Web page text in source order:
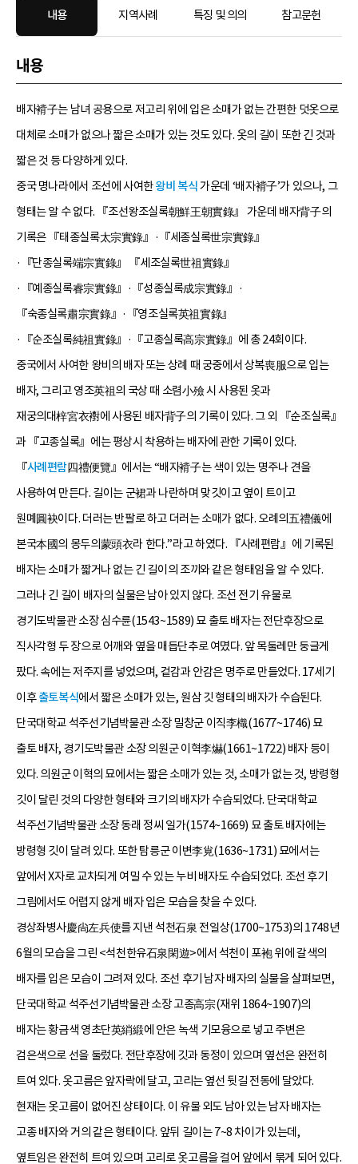
내용 지역사례 특징 및 의의 참고문헌
내용
배자褙子는 남녀 공용으로 저고리 위에 입은 소매가 없는 간편한 덧옷으로
대체로 소매가 없으나 짧은 소매가 있는 것도 있다. 옷의 길이 또한 긴 것과
짧은 것 등 다양하게 있다.
중국 명나라에서 조선에 사여한왕비 복식가운데 ‘배자褙子’가 있으나, 그
형태는 알 수 없다. 『조선왕조실록朝鮮王朝實錄』 가운데 배자背子의
기록은 『태종실록太宗實錄』·『세종실록世宗實錄』
·『단종실록端宗實錄』 『세조실록世祖實錄』
·『예종실록睿宗實錄』·『성종실록成宗實錄』·
『숙종실록肅宗實錄』·『영조실록英祖實錄』
·『순조실록純祖實錄』·『고종실록高宗實錄』에 총 24회이다.
중국에서 사여한 왕비의 배자 또는 상례 때 궁중에서 상복喪服으로 입는
배자, 그리고 영조英祖의 국상 때 소렴小殮 시 사용된 옷과
재궁의대梓宮衣襨에 사용된 배자背子의 기록이 있다. 그 외 『순조실록』
과 『고종실록』에는 평상시 착용하는 배자에 관한 기록이 있다.
『사례편람四禮便覽』에서는 “배자褙子는 색이 있는 명주나 견을
사용하여 만든다. 길이는 군裙과 나란하며 맞깃이고 옆이 트이고
원몌圓袂이다. 더러는 반팔로 하고 더러는 소매가 없다. 오례의五禮儀에
본국本國의 몽두의蒙頭衣라 한다.”라고 하였다. 『사례편람』에 기록된
배자는 소매가 짧거나 없는 긴 길이의 조끼와 같은 형태임을 알 수 있다.
그러나 긴 길이 배자의 실물은 남아 있지 않다. 조선 전기 유물로
경기도박물관 소장 심수륜(1543~1589) 묘 출토 배자는 전단후장으로
직사각형 두 장으로 어깨와 옆을 매듭단추로 여몄다. 앞 목둘레만 둥글게
팠다. 속에는 저주지를 넣었으며, 겉감과 안감은 명주로 만들었다. 17세기
이후출토복식에서 짧은 소매가 있는, 원삼 깃 형태의 배자가 수습된다.
단국대학교 석주선기념박물관 소장 밀창군 이직李樴(1677~1746) 묘
출토 배자, 경기도박물관 소장 의원군 이혁李爀(1661~1722) 배자 등이
있다. 의원군 이혁의 묘에서는 짧은 소매가 있는 것, 소매가 없는 것, 방령형
깃이 달린 것의 다양한 형태와 크기의 배자가 수습되었다. 단국대학교
석주선기념박물관 소장 동래 정씨 일가(1574~1669) 묘 출토 배자에는
방령형 깃이 달려 있다. 또한 탐릉군 이변李覍(1636~1731) 묘에서는
앞에서 X자로 교차되게 여밀 수 있는 누비 배자도 수습되었다. 조선 후기
그림에서도 어렵지 않게 배자 입은 모습을 찾을 수 있다.
경상좌병사慶尙左兵使를 지낸 석천石泉 전일상(1700~1753)의 1748년
6월의 모습을 그린 <석천한유石泉閑遊>에서 석천이 포袍 위에 갈색의
배자를 입은 모습이 그려져 있다. 조선 후기 남자 배자의 실물을 살펴보면,
단국대학교 석주선기념박물관 소장 고종高宗(재위 1864~1907)의
배자는 황금색 영초단英綃緞에 안은 녹색 기모융으로 넣고 주변은
검은색으로 선을 둘렀다. 전단후장에 깃과 동정이 있으며 옆선은 완전히
트여 있다. 옷고름은 앞자락에 달고, 고리는 옆선 뒷길 전동에 달았다.
현재는 옷고름이 없어진 상태이다. 이 유물 외도 남아 있는 남자 배자는
고종 배자와 거의 같은 형태이다. 앞뒤 길이는 7~8 차이가 있는데,
옆트임은 완전히 트여 있으며 고리로 옷고름을 걸어 앞에서 묶게 되어 있다.